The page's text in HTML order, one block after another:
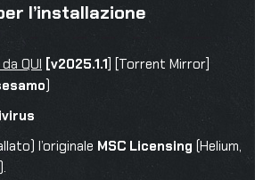
l’installazione
QUI [v2025.1.1] [Torrent Mirror]
)
l’originale MSC Licensing (Helium,